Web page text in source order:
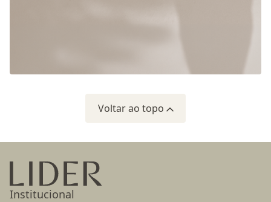
Voltar ao topo
Ir para a página inicial
Institucional